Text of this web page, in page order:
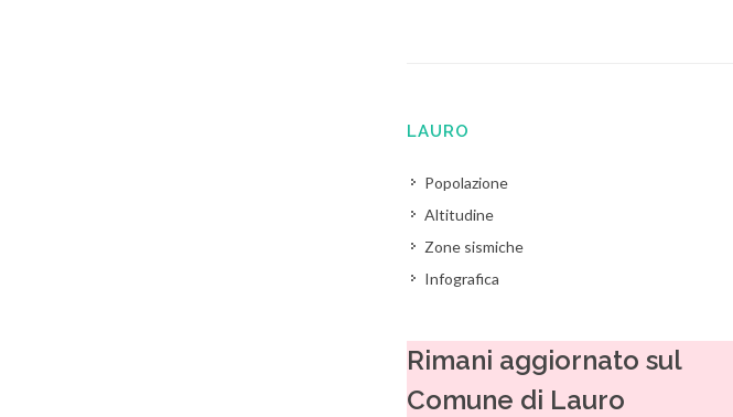
LAURO
Popolazione
Altitudine
Zone sismiche
Infografica
Rimani aggiornato sul
Comune di Lauro